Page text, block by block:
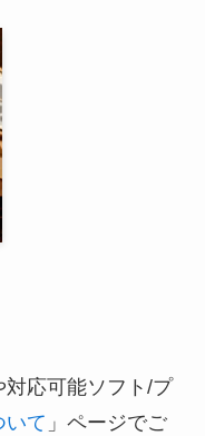
応可能ソフト/プ
いて 」ページでご